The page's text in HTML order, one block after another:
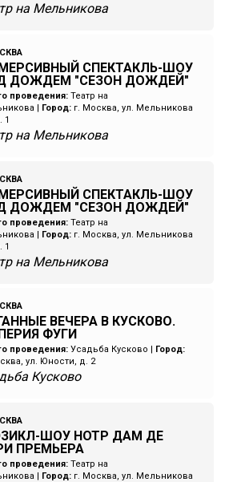
на Мельникова
СПЕКТАКЛЬ-ШОУ
ДОЖДЕМ "СЕЗОН ДОЖДЕЙ"
проведения: Театр на
Город: г. Москва, ул. Мельникова
1
на Мельникова
СПЕКТАКЛЬ-ШОУ
ДОЖДЕМ "СЕЗОН ДОЖДЕЙ"
проведения: Театр на
Город: г. Москва, ул. Мельникова
1
на Мельникова
ВЕЧЕРА В КУСКОВО.
ФУГИ
проведения: Усадьба Кусково
Город:
ул. Юности, д. 2
Кусково
ШОУ НОТР ДАМ ДЕ
ПРЕМЬЕРА
проведения: Театр на
Город: г. Москва, ул. Мельникова